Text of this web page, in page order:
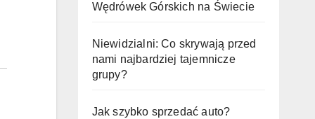
Wędrówek Górskich na Świecie
Niewidzialni: Co skrywają przed
nami najbardziej tajemnicze
grupy?
Jak szybko sprzedać auto?